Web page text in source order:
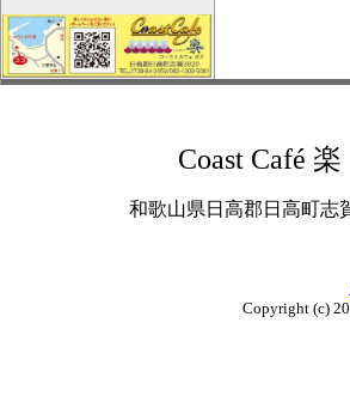
Coast Café 楽
和歌山県日高郡日高町志
Copyright (c)